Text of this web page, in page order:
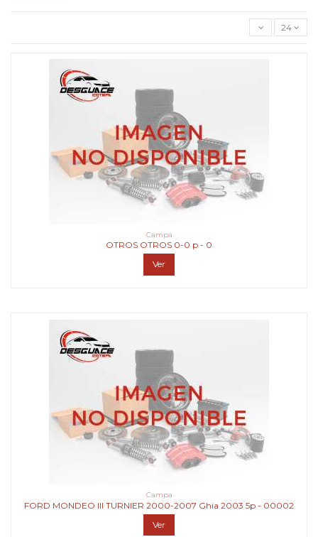
24
Campa
OTROS OTROS 0-0 p - 0
Ver
Campa
FORD MONDEO III TURNIER 2000-2007 Ghia 2003 5p - 00002
Ver